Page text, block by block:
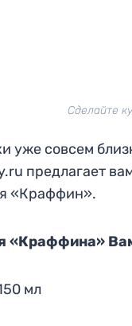
Сделайте
уже совсем
предлагает
«Краффин».
«Краффина»
мл